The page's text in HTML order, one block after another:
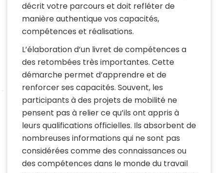
décrit votre parcours et doit refléter de
manière authentique vos capacités,
compétences et réalisations.
L’élaboration d’un livret de compétences a
des retombées très importantes. Cette
démarche permet d’apprendre et de
renforcer ses capacités. Souvent, les
participants à des projets de mobilité ne
pensent pas à relier ce qu’ils ont appris à
leurs qualifications officielles. Ils absorbent de
nombreuses informations qui ne sont pas
considérées comme des connaissances ou
des compétences dans le monde du travail